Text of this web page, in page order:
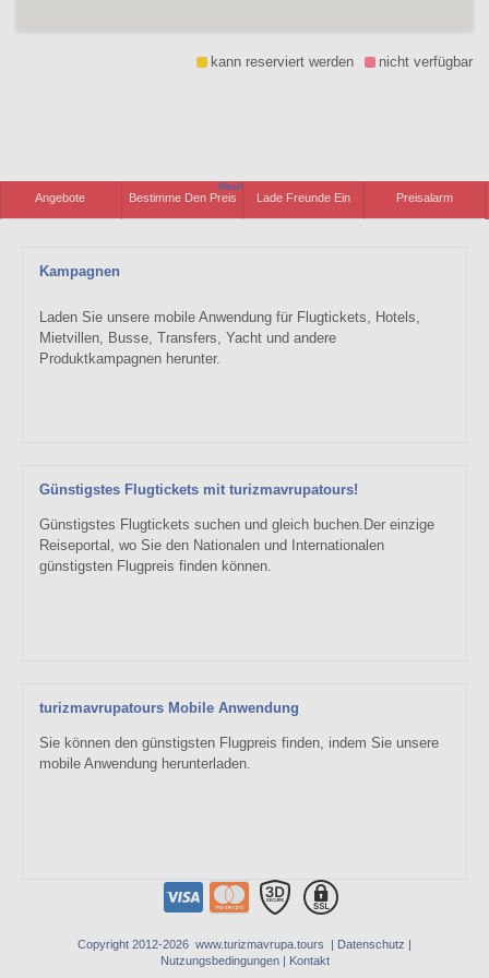
kann reserviert werden nicht verfügbar
Angebote Bestimme Den Preis
Neu!
Lade Freunde Ein Preisalarm
Kampagnen
Laden Sie unsere mobile Anwendung für Flugtickets, Hotels,
Mietvillen, Busse, Transfers, Yacht und andere
Produktkampagnen herunter.
Günstigstes Flugtickets mit turizmavrupatours!
Günstigstes Flugtickets suchen und gleich buchen.Der einzige
Reiseportal, wo Sie den Nationalen und Internationalen
günstigsten Flugpreis finden können.
turizmavrupatours Mobile Anwendung
Sie können den günstigsten Flugpreis finden, indem Sie unsere
mobile Anwendung herunterladen.
Copyright 2012-2026 www.turizmavrupa.tours | Datenschutz |
Nutzungsbedingungen| Kontakt